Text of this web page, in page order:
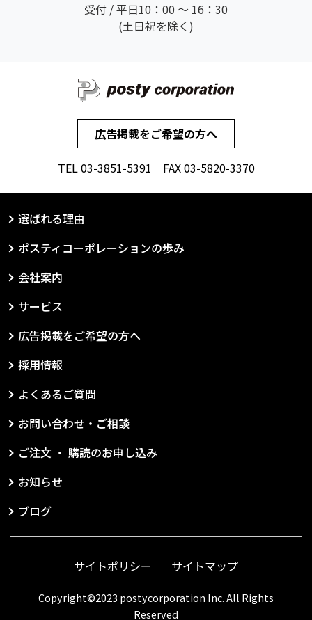
受付 / 平日10：00 ～ 16：30
(土日祝を除く)
広告掲載をご希望の方へ
TEL03-3851-5391 FAX 03-5820-3370
選ばれる理由
ポスティコーポレーションの歩み
会社案内
サービス
広告掲載をご希望の方へ
採用情報
よくあるご質問
お問い合わせ・ご相談
ご注文 ・ 購読のお申し込み
お知らせ
ブログ
サイトポリシー サイトマップ
Copyright©2023 postycorporation Inc. All Rights
Reserved